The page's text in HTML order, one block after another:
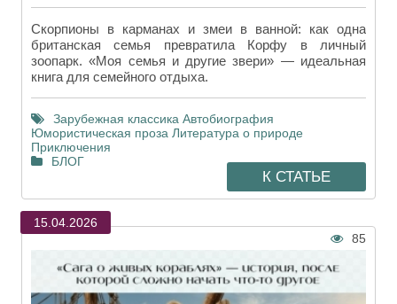
Скорпионы в карманах и змеи в ванной: как одна
британская семья превратила Корфу в личный
зоопарк. «Моя семья и другие звери» — идеальная
книга для семейного отдыха.
Зарубежная классика Автобиография
Юмористическая проза Литература о природе
Приключения
БЛОГ
К СТАТЬЕ
15.04.2026
85